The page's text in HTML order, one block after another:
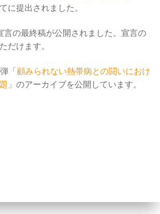
に提出されました。
の最終稿が公開されました。宣言の
だけます。
「顧みられない熱帯病との闘いにおけ
」のアーカイブを公開しています。